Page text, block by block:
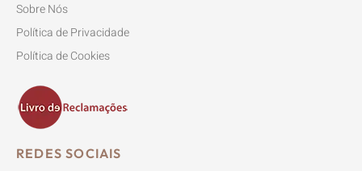
Sobre Nós
Política de Privacidade
Política de Cookies
REDES SOCIAIS